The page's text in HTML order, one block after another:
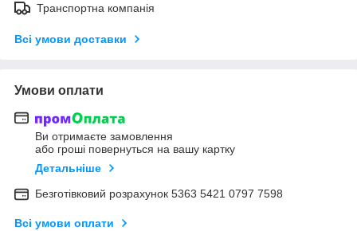
Транспортна компанія
Всі умови доставки
Умови оплати
Ви отримаєте замовлення
або гроші повернуться на вашу картку
Детальніше
Безготівковий розрахунок 5363 5421 0797 7598
Всі умови оплати